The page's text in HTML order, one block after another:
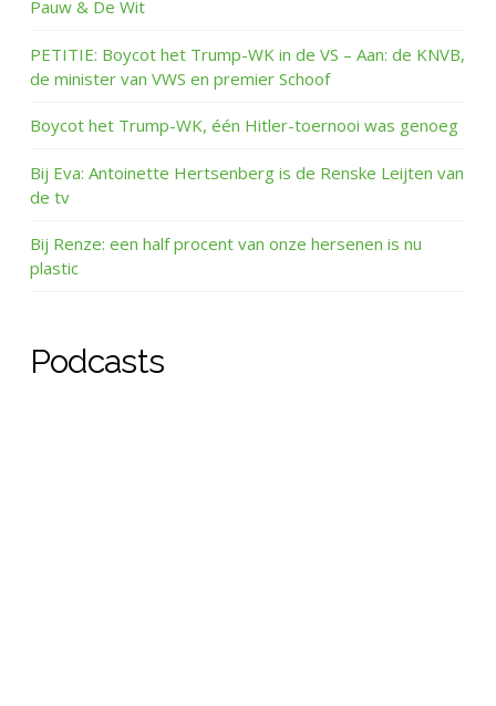
Pauw & De Wit
PETITIE: Boycot het Trump-WK in de VS – Aan: de KNVB,
de minister van VWS en premier Schoof
Boycot het Trump-WK, één Hitler-toernooi was genoeg
Bij Eva: Antoinette Hertsenberg is de Renske Leijten van
de tv
Bij Renze: een half procent van onze hersenen is nu
plastic
Podcasts